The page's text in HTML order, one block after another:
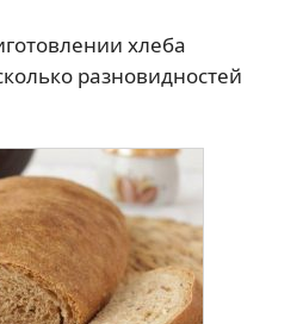
хлеба
разновидностей